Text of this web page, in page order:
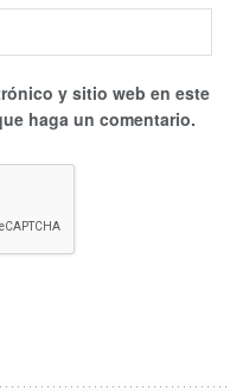
y sitio web en este
haga un comentario.